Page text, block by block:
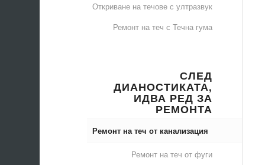
Откриване на течове с ултразвук
Ремонт на теч с Течна гума
СЛЕД
ДИАНОСТИКАТА,
ИДВА РЕД ЗА
РЕМОНТА
Ремонт на теч от канализация
Ремонт на теч от фуги